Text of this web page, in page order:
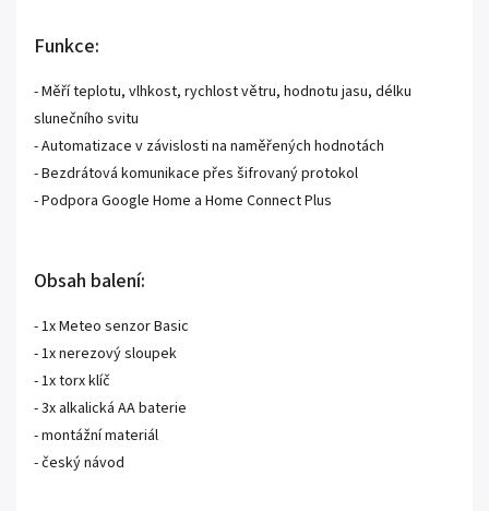
Funkce:
- Měří teplotu, vlhkost, rychlost větru, hodnotu jasu, délku
slunečního svitu
- Automatizace v závislosti na naměřených hodnotách
- Bezdrátová komunikace přes šifrovaný protokol
- Podpora Google Home a Home Connect Plus
Obsah balení:
- 1x Meteo senzor Basic
- 1x nerezový sloupek
- 1x torx klíč
- 3x alkalická AA baterie
- montážní materiál
- český návod